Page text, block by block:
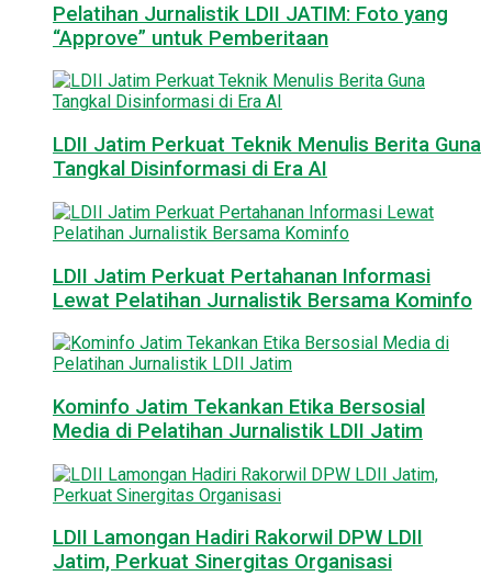
Pelatihan Jurnalistik LDII JATIM: Foto yang
“Approve” untuk Pemberitaan
LDII Jatim Perkuat Teknik Menulis Berita Guna
Tangkal Disinformasi di Era AI
LDII Jatim Perkuat Pertahanan Informasi
Lewat Pelatihan Jurnalistik Bersama Kominfo
Kominfo Jatim Tekankan Etika Bersosial
Media di Pelatihan Jurnalistik LDII Jatim
LDII Lamongan Hadiri Rakorwil DPW LDII
Jatim, Perkuat Sinergitas Organisasi